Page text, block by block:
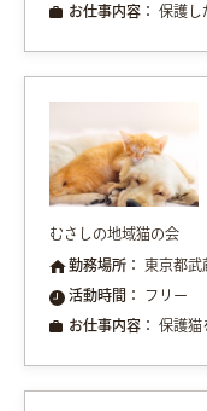
お仕事内容： 保護し
むさしの地域猫の会
勤務場所： 東京都武
活動時間： フリー
お仕事内容： 保護猫